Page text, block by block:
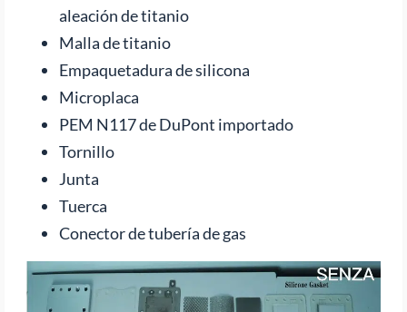
aleación de titanio
Malla de titanio
Empaquetadura de silicona
Microplaca
PEM N117 de DuPont importado
Tornillo
Junta
Tuerca
Conector de tubería de gas